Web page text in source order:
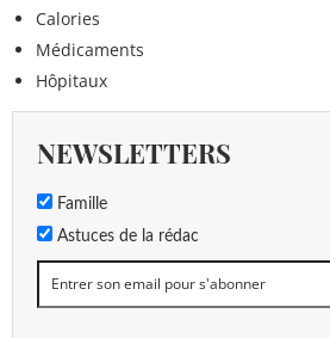
Calories
Médicaments
Hôpitaux
NEWSLETTERS
Famille
Astuces de la rédac